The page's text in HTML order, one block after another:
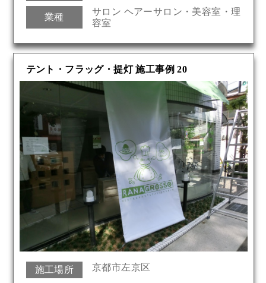
業種
サロン ヘアーサロン・美容室・理
容室
テント・フラッグ・提灯 施工事例 20
施工場所 京都市左京区